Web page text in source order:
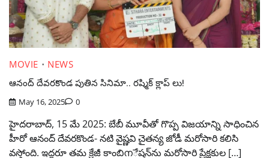
MOVIE
NEWS
ఆనంద్ దేవరకొండ పుతిన సినిమా.. రష్మిక్ క్లాప్ లు!
May 16, 2025 0
హైదరాబాద్, 15 మే 2025: బేబీ మూవీతో గొప్ప విజయాన్ని సాధించిన
హీరో ఆనంద్ దేవరకొండ- నటి వైష్ణవి చైతన్య జోడీ మరోసారి కలిసి
వస్తోంది. ఇద్దరూ తమ క్రేజీ కాంబిനేషన్‌ను మరోసారి ప్రేక్షకుల […]